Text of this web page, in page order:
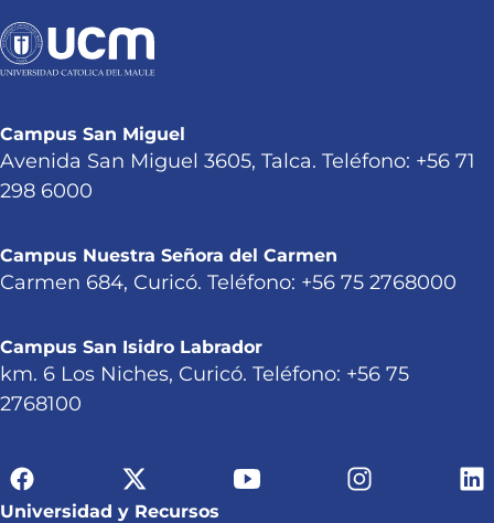
Campus San Miguel
Avenida San Miguel 3605, Talca. Teléfono: +56 71
298 6000
Campus Nuestra Señora del Carmen
Carmen 684, Curicó. Teléfono: +56 75 2768000
Campus San Isidro Labrador
km. 6 Los Niches, Curicó. Teléfono: +56 75
2768100
Universidad y Recursos